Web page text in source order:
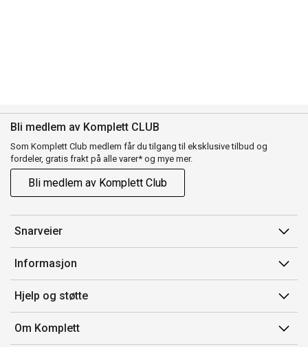
Bli medlem av Komplett CLUB
Som Komplett Club medlem får du tilgang til eksklusive tilbud og
fordeler, gratis frakt på alle varer* og mye mer.
Bli medlem av Komplett Club
Snarveier
Min side
Ordreoversikt
Flex
Komplett Club
Informasjon
Salgsbetingelser
Medlemsvilkår for Komplett Club
Merker/produsent
Hjelp og støtte
Kontakt oss
Kundeservice
Om Komplett